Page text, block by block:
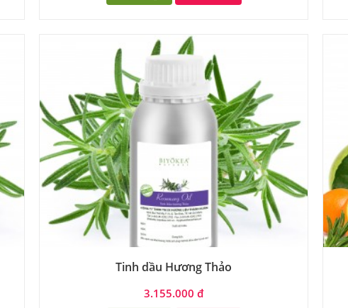
Tinh dầu Hương Thảo
3.155.000 đ